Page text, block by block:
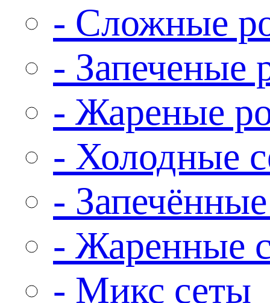
- Сложные
- Запеченые
- Жареные
- Холодные
-
- Жаренные
- Микс сеты